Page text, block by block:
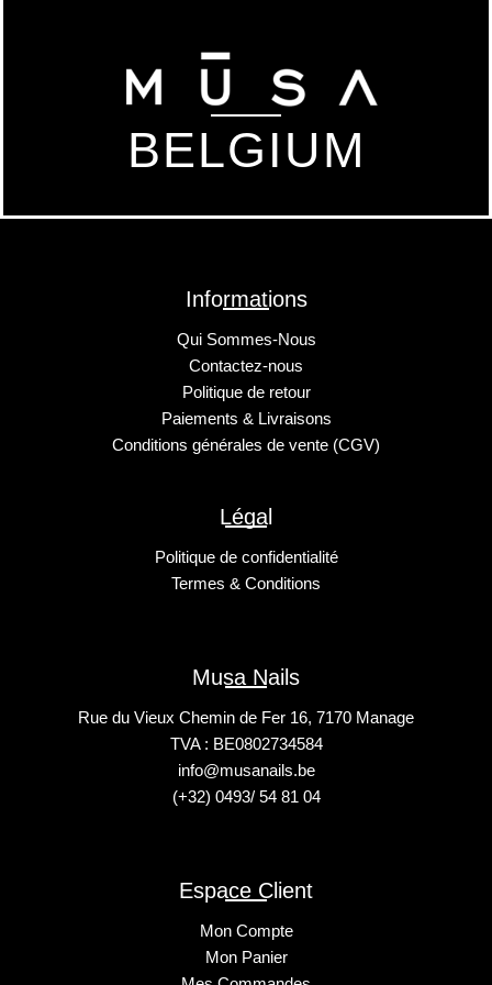
BELGIUM
Informations
Qui Sommes-Nous
Contactez-nous
Politique de retour
Paiements & Livraisons
Conditions générales de vente (CGV)
Légal
Politique de confidentialité
Termes & Conditions
Musa Nails
Rue du Vieux Chemin de Fer 16, 7170 Manage
TVA : BE0802734584
info@musanails.be
(+32) 0493/ 54 81 04
Espace Client
Mon Compte
Mon Panier